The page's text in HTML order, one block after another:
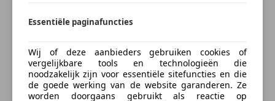
E-mail
Essentiële paginafuncties
Wij of deze aanbieders gebruiken cookies of
vergelijkbare tools en technologieën die
noodzakelijk zijn voor essentiële sitefuncties en die
de goede werking van de website garanderen. Ze
worden doorgaans gebruikt als reactie op